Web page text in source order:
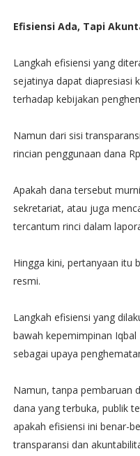
Efisiensi Ada, Tapi
Langkah efisiensi yang
sejatinya dapat diapresiasi
terhadap kebijakan
Namun dari sisi
rincian penggunaan dana
Apakah dana tersebut
sekretariat, atau juga
tercantum rinci dalam
Hingga kini, pertanyaan itu
resmi.
Langkah efisiensi yang
bawah kepemimpinan
sebagai upaya
Namun, tanpa pembaruan
dana yang terbuka, publik
apakah efisiensi ini benar-
transparansi dan